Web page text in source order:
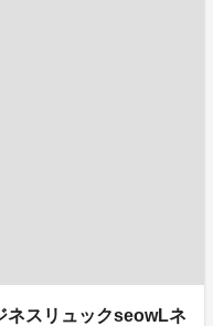
ネスリュックseowLネ